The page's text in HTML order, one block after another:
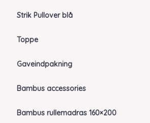
Strik Pullover blå
Toppe
Gaveindpakning
Bambus accessories
Bambus rullemadras 160×200